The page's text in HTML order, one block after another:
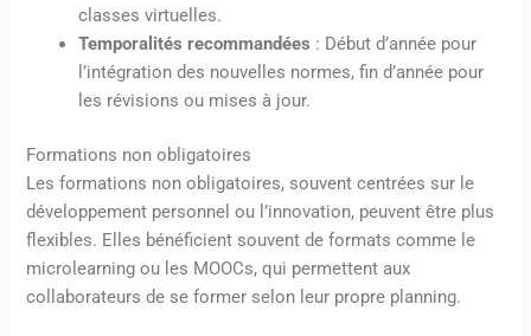
classes virtuelles.
Temporalités recommandées : Début d’année pour
l’intégration des nouvelles normes, fin d’année pour
les révisions ou mises à jour.
Formations non obligatoires
Les formations non obligatoires, souvent centrées sur le
développement personnel ou l’innovation, peuvent être plus
flexibles. Elles bénéficient souvent de formats comme le
microlearning ou les MOOCs, qui permettent aux
collaborateurs de se former selon leur propre planning.